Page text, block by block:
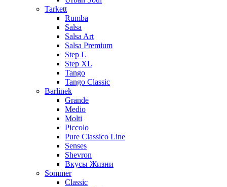
Tarkett
Rumba
Salsa
Salsa Art
Salsa Premium
Step L
Step XL
Tango
Tango Classic
Barlinek
Grande
Medio
Molti
Piccolo
Pure Classico Line
Senses
Shevron
Вкусы Жизни
Sommer
Classic